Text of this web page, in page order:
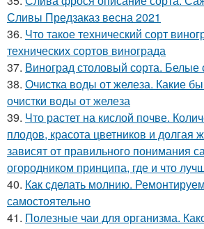
Сливы Предзаказ весна 2021
36. Что такое технический сорт
технических сортов винограда
37. Виноград столовый сорта. Белые
38. Очистка воды от железа. Какие
очистки воды от железа
39. Что растет на кислой почве.
плодов, красота цветников и долгая
зависят от правильного понимания
огородником принципа, где и что
40. Как сделать молнию.
самостоятельно
41. Полезные чаи для организма.